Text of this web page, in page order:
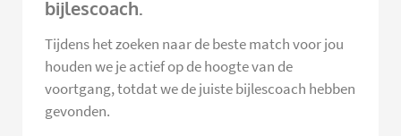
bijlescoach.
Tijdens het zoeken naar de beste match voor jou
houden we je actief op de hoogte van de
voortgang, totdat we de juiste bijlescoach hebben
gevonden.